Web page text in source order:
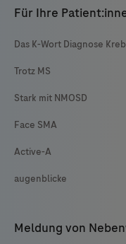
Für Ihre
Das K-Wort Diagnose
Trotz MS
Stark mit NMOSD
Face SMA
Active-A
augenblicke
Meldung von